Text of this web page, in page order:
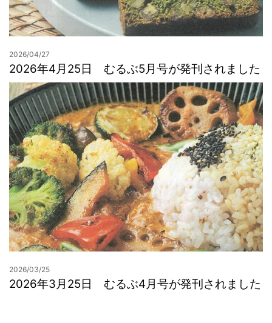
2026/04/27
2026年4月25日 むるぶ5月号が発刊されました
2026/03/25
2026年3月25日 むるぶ4月号が発刊されました